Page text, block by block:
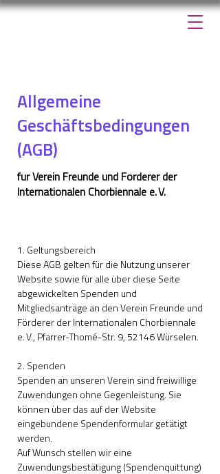
Allgemeine
Geschäftsbedingungen
(AGB)
für Verein Freunde und Förderer der
Internationalen Chorbiennale e. V.
1. Geltungsbereich
Diese AGB gelten für die Nutzung unserer
Website sowie für alle über diese Seite
abgewickelten Spenden und
Mitgliedsanträge an den Verein Freunde und
Förderer der Internationalen Chorbiennale
e. V., Pfarrer-Thomé-Str. 9, 52146 Würselen.
2. Spenden
Spenden an unseren Verein sind freiwillige
Zuwendungen ohne Gegenleistung. Sie
können über das auf der Website
eingebundene Spendenformular getätigt
werden.
Auf Wunsch stellen wir eine
Zuwendungsbestätigung (Spendenquittung)